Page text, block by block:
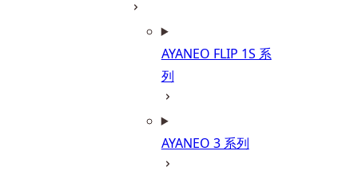
AYANEO FLIP 1S 系
列
AYANEO 3 系列